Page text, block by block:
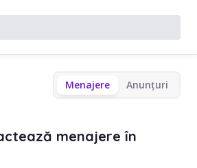
Menajere Anunțuri
menajere în